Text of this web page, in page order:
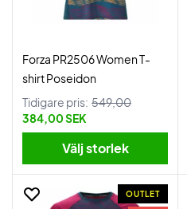
Forza PR2506 Women T-
shirt Poseidon
Tidigare pris: 549,00
384,00 SEK
Välj storlek
OUTLET